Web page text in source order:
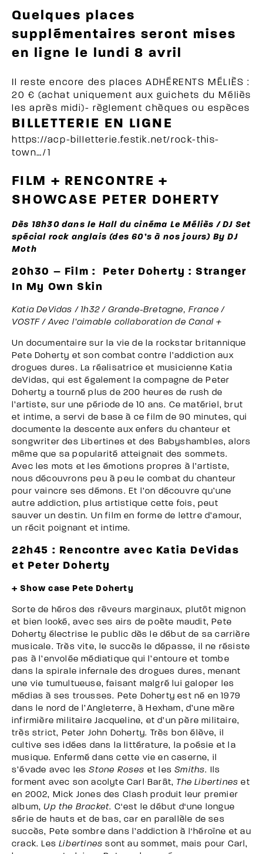
Quelques places
supplémentaires seront mises
en ligne le lundi 8 avril
Il reste encore des places ADHÉRENTS MÉLIÈS :
20 € (achat uniquement aux guichets du Méliès
les après midi)- règlement chèques ou espèces
BILLETTERIE EN LIGNE
https://acp-billetterie.festik.net/rock-this-
town…/1
FILM + RENCONTRE +
SHOWCASE PETER DOHERTY
Dès 18h30 dans le Hall du cinéma Le Méliès / DJ Set
spécial rock anglais (des 60’s à nos jours) By DJ
Moth
20h30 – Film :
Peter Doherty : Stranger
In My Own Skin
Katia DeVidas / 1h32 / Grande-Bretagne, France /
VOSTF / Avec l’aimable collaboration de Canal +
Un documentaire sur la vie de la rockstar britannique
Pete Doherty et son combat contre l’addiction aux
drogues dures. La réalisatrice et musicienne Katia
deVidas, qui est également la compagne de Peter
Doherty a tourné plus de 200 heures de rush de
l’artiste, sur une période de 10 ans. Ce matériel, brut
et intime, a servi de base à ce film de 90 minutes, qui
documente la descente aux enfers du chanteur et
songwriter des Libertines et des Babyshambles, alors
même que sa popularité atteignait des sommets.
Avec les mots et les émotions propres à l’artiste,
nous découvrons peu à peu le combat du chanteur
pour vaincre ses démons. Et l’on découvre qu’une
autre addiction, plus artistique cette fois, peut
sauver un destin. Un film en forme de lettre d’amour,
un récit poignant et intime.
22h45 : Rencontre avec Katia DeVidas
et Peter Doherty
+ Show case Pete Doherty
Sorte de héros des rêveurs marginaux, plutôt mignon
et bien looké, avec ses airs de poète maudit, Pete
Doherty électrise le public dès le début de sa carrière
musicale. Très vite, le succès le dépasse, il ne résiste
pas à l’envolée médiatique qui l’entoure et tombe
dans la spirale infernale des drogues dures, menant
une vie tumultueuse, faisant malgré lui galoper les
médias à ses trousses. Pete Doherty est né en 1979
dans le nord de l’Angleterre, à Hexham, d’une mère
infirmière militaire Jacqueline, et d’un père militaire,
très strict, Peter John Doherty. Très bon élève, il
cultive ses idées dans la littérature, la poésie et la
musique. Enfermé dans cette vie en caserne, il
s’évade avec lesStone Roses et lesSmiths. Ils
forment avec son acolyte Carl Barât, The Libertineset
en 2002, Mick Jones des Clash produit leur premier
album, Up the Bracket. C‘est le début d‘une longue
série de hauts et de bas, car en parallèle de ses
succès, Pete sombre dans l’addiction à l‘héroïne et au
crack. LesLibertinessont au sommet, mais pour Carl,